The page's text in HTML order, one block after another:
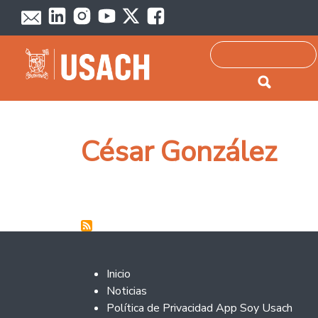
Passar para o conteúdo principal
Pesquisar
César González
Footer 2
Inicio
Noticias
Política de Privacidad App Soy Usach